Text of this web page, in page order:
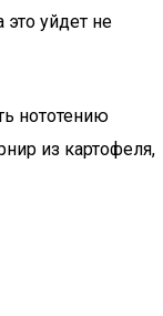
это уйдет не
нототению
из картофеля,